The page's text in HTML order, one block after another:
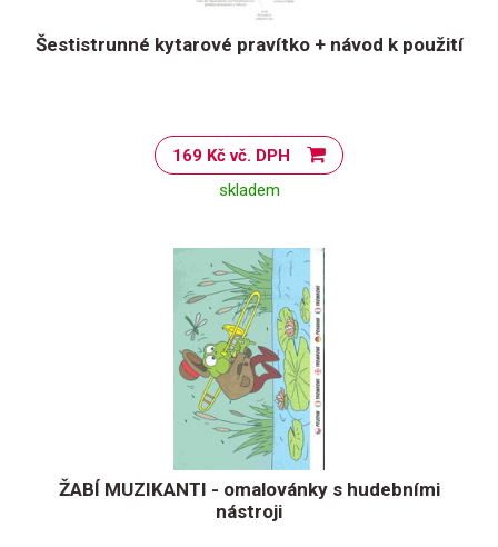
Šestistrunné kytarové pravítko + návod k použití
169 Kč vč. DPH
skladem
ŽABÍ MUZIKANTI - omalovánky s hudebními
nástroji